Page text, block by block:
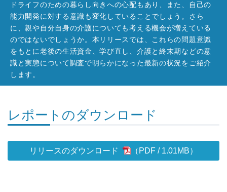
ドライフのための暮らし向きへの心配もあり、また、自己の
能力開発に対する意識も変化していることでしょう。さら
に、親や自分自身の介護についても考える機会が増えている
のではないでしょうか。本リリースでは、これらの問題意識
をもとに老後の生活資金、学び直し、介護と終末期などの意
識と実態について調査で明らかになった最新の状況をご紹介
します。
レポートのダウンロード
リリースのダウンロード 1.01MB）